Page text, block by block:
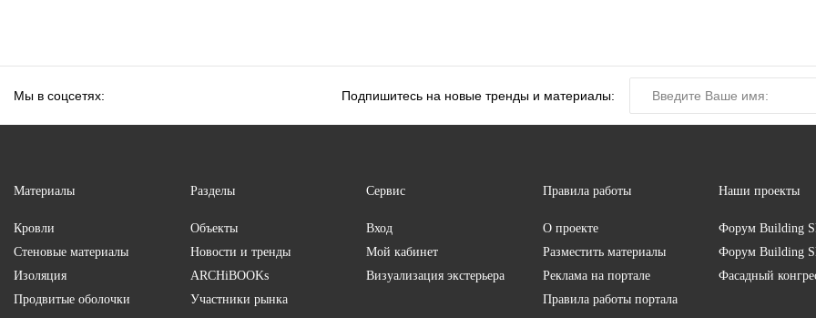
Мы в соцсетях: Подпишитесь на новые тренды и материалы:
Материалы
Кровли
Стеновые материалы
Изоляция
Продвитые оболочки
Разделы
Объекты
Новости и тренды
ARCHiBOOKs
Участники рынка
Сервис
Вход
Мой кабинет
Визуализация экстерьера
Правила работы
О проекте
Разместить материалы
Реклама на портале
Правила работы портала
Наши проекты
ФорумBuilding
ФорумBuilding
Фасадный